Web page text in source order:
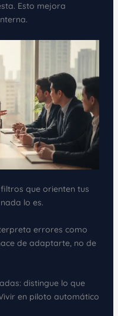
Esto mejora
que orienten tus
lo es.
errores como
de adaptarte, no de
distingue lo que
en piloto automático